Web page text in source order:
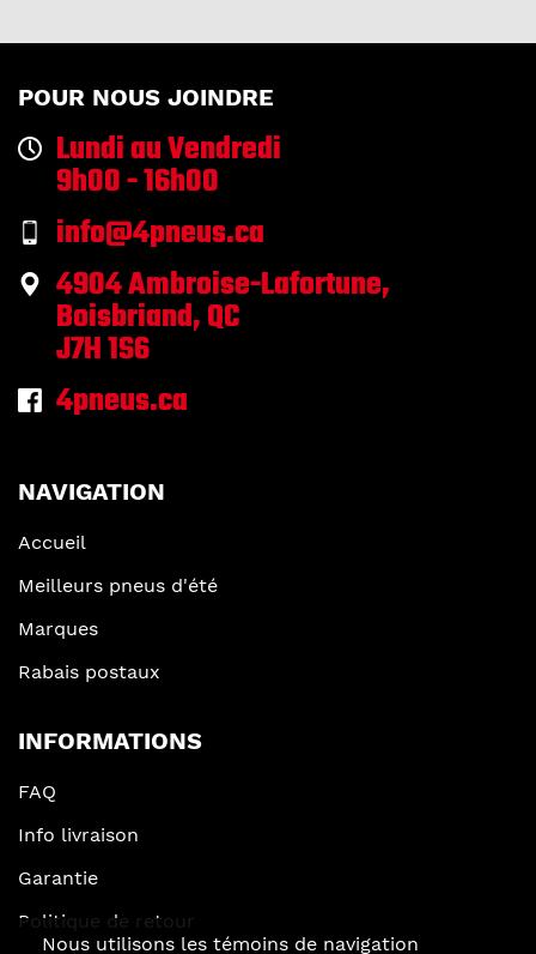
POUR NOUS JOINDRE
Lundi au Vendredi
9h00 - 16h00
info@4pneus.ca
4904 Ambroise-Lafortune,
Boisbriand, QC
J7H 1S6
4pneus.ca
NAVIGATION
Accueil
Meilleurs pneus d'été
Marques
Rabais postaux
INFORMATIONS
FAQ
Info livraison
Garantie
Politique de retour
Nous utilisons les témoins de navigation